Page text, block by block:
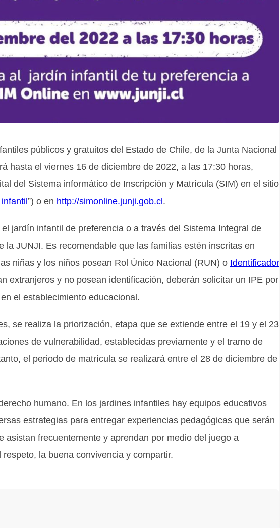
públicos y gratuitos del Estado de Chile, de la Junta Nacional
hasta el viernes 16 de diciembre de 2022, a las 17:30 horas,
del Sistema informático de Inscripción y Matrícula (SIM) en el sitio
”) o en http://simonline.junji.gob.cl .
jardín infantil de preferencia o a través del Sistema Integral de
la JUNJI. Es recomendable que las familias estén inscritas en
niñas y los niños posean Rol Único Nacional (RUN) o Identificador
extranjeros y no posean identificación, deberán solicitar un IPE por
el establecimiento educacional.
se realiza la priorización, etapa que se extiende entre el 19 y el 23
de vulnerabilidad, establecidas previamente y el tramo de
el periodo de matrícula se realizará entre el 28 de diciembre de
humano. En los jardines infantiles hay equipos educativos
estrategias para entregar experiencias pedagógicas que serán
asistan frecuentemente y aprendan por medio del juego a
la buena convivencia y compartir.